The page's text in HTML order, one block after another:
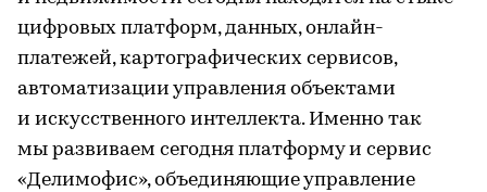
цифровых платформ, данных, онлайн-
платежей, картографических сервисов,
автоматизации управления объектами
и искусственного интеллекта. Именно так
мы развиваем сегодня платформу и сервис
«Делимофис», объединяющие управление